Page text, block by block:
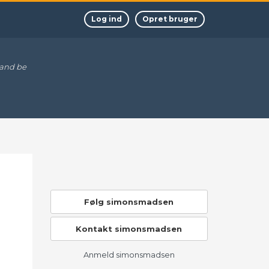
Log ind Opret bruger
be
Følg simonsmadsen
Kontakt simonsmadsen
Anmeld simonsmadsen